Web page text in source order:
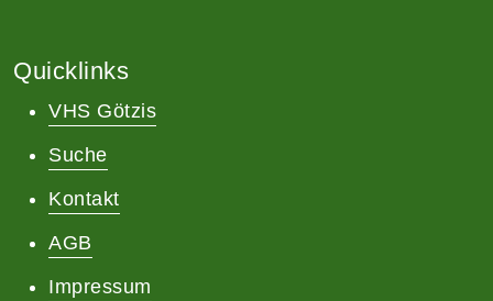
Quicklinks
VHS Götzis
Suche
Kontakt
AGB
Impressum